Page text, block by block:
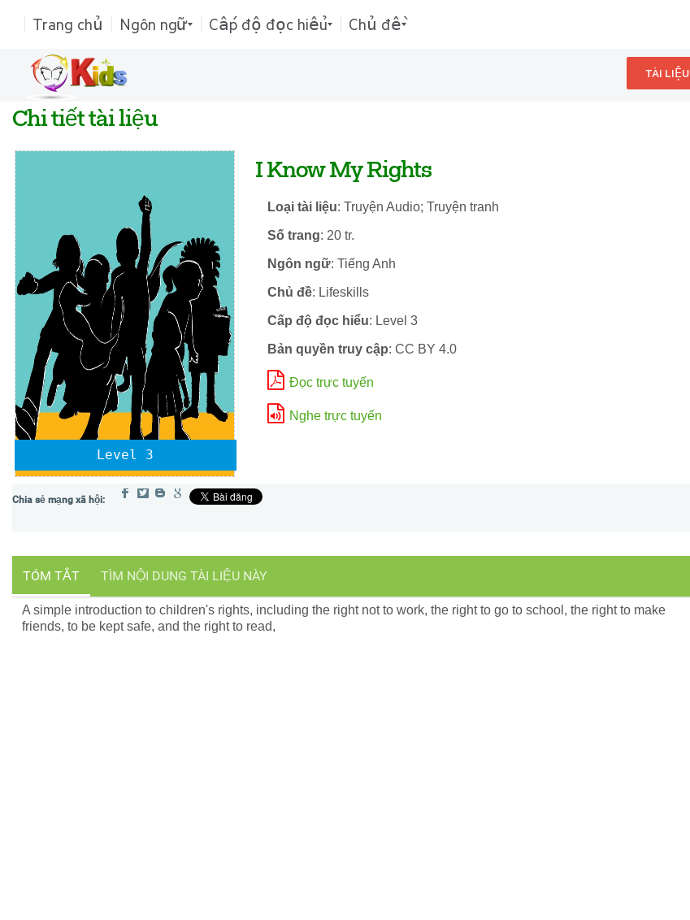
Trang chủ Ngôn ngữ Cấp độ đọc hiểu Chủ đề
TÀI LIỆU
Chi tiết tài liệu
Level 3
I Know My Rights
Loại tài liệu: Truyện Audio; Truyện tranh
Số trang: 20 tr.
Ngôn ngữ: Tiếng Anh
Chủ đề: Lifeskills
Cấp độ đọc hiểu: Level 3
Bản quyền truy cập: CC BY 4.0
Đọc trực tuyến
Nghe trực tuyến
TÓM TẮT TÌM NỘI DUNG TÀI LIỆU NÀY
A simple introduction to children's rights, including the right not to work, the right to go to school, the right to make
friends, to be kept safe, and the right to read,